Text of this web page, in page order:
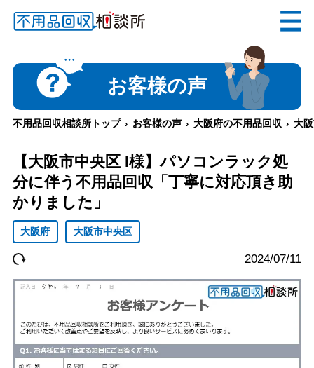
（受付 8:30-17:30）
当社について
サービス
お客様の声
不用品回収相談所トップ お客様の声 大阪府の不用品回収 大
【大阪市中央区 I様】パソコンラック処
分に伴う不用品回収「丁寧に対応頂き助
かりました」
大阪府 大阪市中央区
2024/07/11